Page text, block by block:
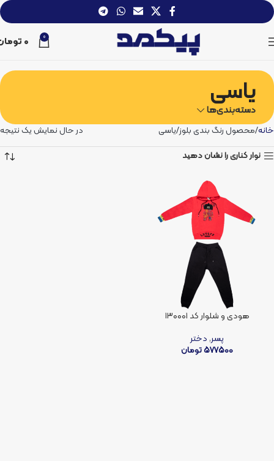
0
0
یاسی
دسته‌بندی‌ها
خانه محصول رنگ بندی بلوز یاسی
در حال نمایش یک نتیجه
نوار کناری را نشان دهید
هودی و شلوار کد ۱۳۰۰۰۱
پسر,دختر
577500تومان